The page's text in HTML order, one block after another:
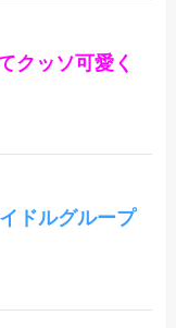
クッソ可愛く
ドルグループ